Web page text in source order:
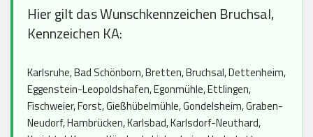
Hier gilt das Wunschkennzeichen Bruchsal,
Kennzeichen KA:
Karlsruhe, Bad Schönborn, Bretten, Bruchsal, Dettenheim,
Eggenstein-Leopoldshafen, Egonmühle, Ettlingen,
Fischweier, Forst, Gießhübelmühle, Gondelsheim, Graben-
Neudorf, Hambrücken, Karlsbad, Karlsdorf-Neuthard,